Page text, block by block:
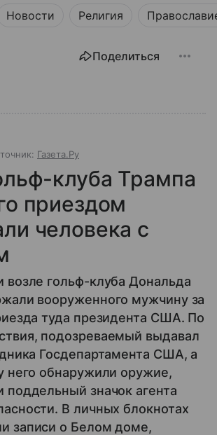
Новости Религия
Поделиться
Газета.Ру
клуба Трампа
приездом
человека с
возле гольф-клуба Дональда
вооруженного мужчину за
туда президента США. По
подозреваемый выдавал
Госдепартамента США, а
него обнаружили оружие,
поддельный значок агента
В личных блокнотах
записи о Белом доме,